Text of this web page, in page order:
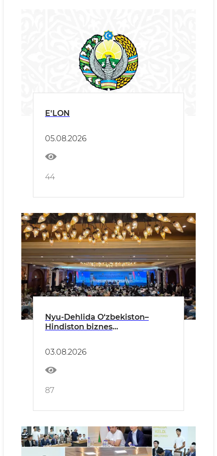
E'LON
05.08.2026
44
Nyu-Dehlida O‘zbekiston–
Hindiston biznes
03.08.2026
87